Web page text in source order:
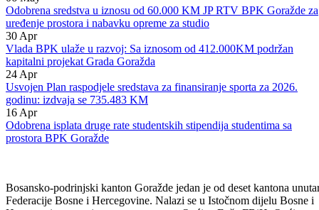
Vlada BPK Goražde odobrila tekuće transfere nižim nivoima vlasti i
isplatu studentskih stipendija
06 May
Odobrena sredstva u iznosu od 60.000 KM JP RTV BPK Goražde za
uređenje prostora i nabavku opreme za studio
30 Apr
Vlada BPK ulaže u razvoj: Sa iznosom od 412.000KM podržan
kapitalni projekat Grada Goražda
24 Apr
Usvojen Plan raspodjele sredstava za finansiranje sporta za 2026.
godinu: izdvaja se 735.483 KM